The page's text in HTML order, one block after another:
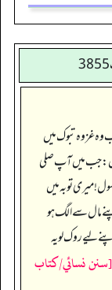
وہ غزوہ تبوک میں
ہیں: جب میں آپ صلی
میری توبہ میں
مال سے الگ ہو
لیے روک لو یہ
[سنن نسائي/كتاب